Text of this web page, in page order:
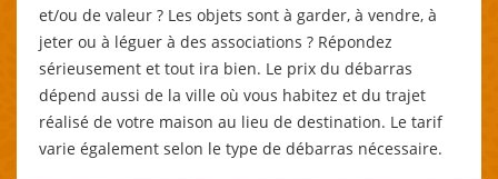
et/ou de valeur ? Les objets sont à garder, à vendre, à
jeter ou à léguer à des associations ? Répondez
sérieusement et tout ira bien. Le prix du débarras
dépend aussi de la ville où vous habitez et du trajet
réalisé de votre maison au lieu de destination. Le tarif
varie également selon le type de débarras nécessaire.